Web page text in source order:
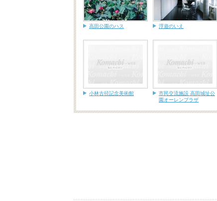
高田公園のハス
浮遊のいえ
小林古径記念美術館
市民交流施設 高田城址公
園オーレンプラザ